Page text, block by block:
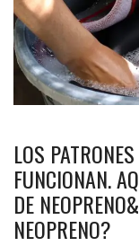
LOS
FUNCIONAN.
DE
NEOPRENO?